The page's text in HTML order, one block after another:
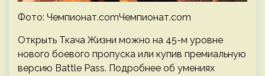
Фото: Чемпионат.comЧемпионат.com
Открыть Ткача Жизни можно на 45-м уровне
нового боевого пропуска или купив премиальную
версию Battle Pass. Подробнее об умениях